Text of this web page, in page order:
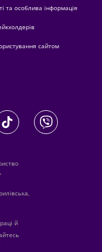
та особлива інформація
сайтом
й